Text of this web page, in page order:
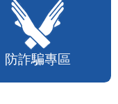
防詐騙專區